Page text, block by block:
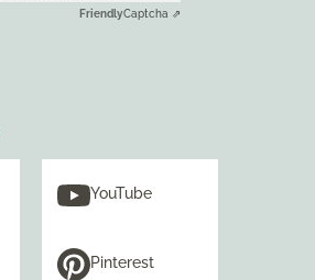
FriendlyCaptcha ⇗
YouTube
Pinterest